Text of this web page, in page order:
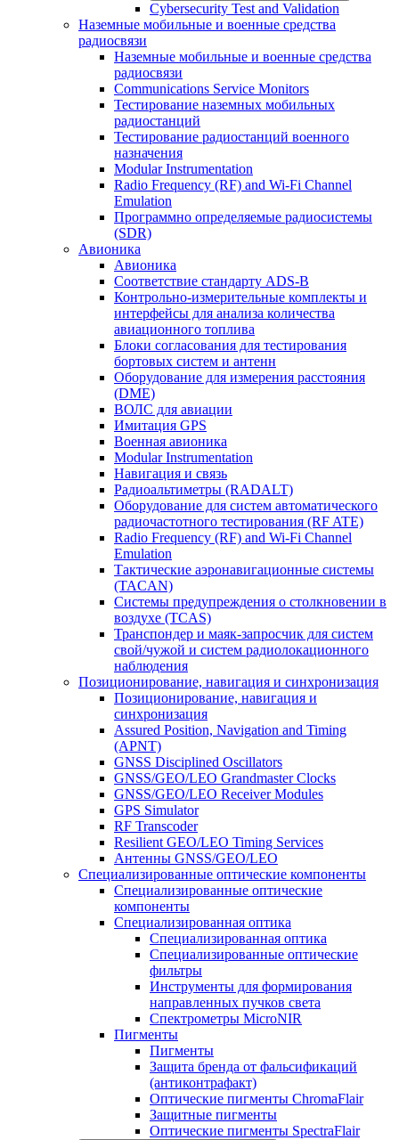
Cybersecurity Test and Validation
Наземные мобильные и военные средства
радиосвязи
Наземные мобильные и военные средства
радиосвязи
Communications Service Monitors
Тестирование наземных мобильных
радиостанций
Тестирование радиостанций военного
назначения
Modular Instrumentation
Radio Frequency (RF) and Wi-Fi Channel
Emulation
Программно определяемые радиосистемы
(SDR)
Авионика
Авионика
Соответствие стандарту ADS-B
Контрольно-измерительные комплекты и
интерфейсы для анализа количества
авиационного топлива
Блоки согласования для тестирования
бортовых систем и антенн
Оборудование для измерения расстояния
(DME)
ВОЛС для авиации
Имитация GPS
Военная авионика
Modular Instrumentation
Навигация и связь
Радиоальтиметры (RADALT)
Оборудование для систем автоматического
радиочастотного тестирования (RF ATE)
Radio Frequency (RF) and Wi-Fi Channel
Emulation
Тактические аэронавигационные системы
(TACAN)
Системы предупреждения о столкновении в
воздухе (TCAS)
Транспондер и маяк-запросчик для систем
свой/чужой и систем радиолокационного
наблюдения
Позиционирование, навигация и синхронизация
Позиционирование, навигация и
синхронизация
Assured Position, Navigation and Timing
(APNT)
GNSS Disciplined Oscillators
GNSS/GEO/LEO Grandmaster Clocks
GNSS/GEO/LEO Receiver Modules
GPS Simulator
RF Transcoder
Resilient GEO/LEO Timing Services
Антенны GNSS/GEO/LEO
Специализированные оптические компоненты
Специализированные оптические
компоненты
Специализированная оптика
Специализированная оптика
Специализированные оптические
фильтры
Инструменты для формирования
направленных пучков света
Спектрометры MicroNIR
Пигменты
Пигменты
Защита бренда от фальсификаций
(антиконтрафакт)
Оптические пигменты ChromaFlair
Защитные пигменты
Оптические пигменты SpectraFlair